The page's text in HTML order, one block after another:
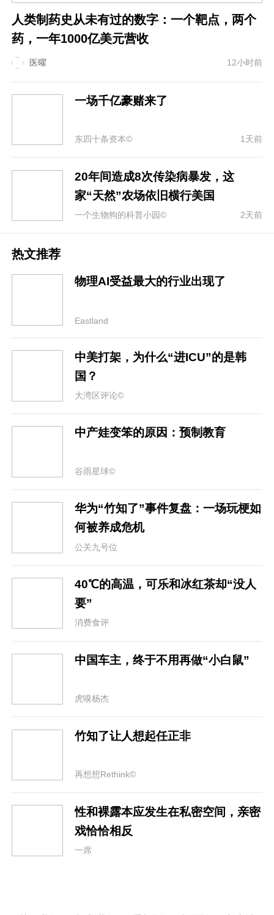
人类制药史从未有过的数字：一个靶点，两个
药，一年1000亿美元营收
医曜 12小时前
一场千亿豪赌来了
东四十条资本© 1天前
20年间造成8次传染病暴发，这
家“天然”农场依旧横行美国
一个生物狗的科普小园© 2天前
热文推荐
物理AI受益最大的行业出现了
Eastland
中美打架，为什么“进ICU”的是韩
国？
大湾区评论©
中产娃变笨的原因：预制教育
谷雨星球©
华为“竹知了”事件复盘：一场玩梗如
何被养成危机
公关九号位
40℃的高温，可乐和冰红茶却“没人
要”
消费食评
中国车主，终于不用再做“小白鼠”
虎嗅杨杰
竹知了让人想起任正非
再想想Rethink©
性和裸露本应发生在私密空间，亲密
戏恰恰相反
一席